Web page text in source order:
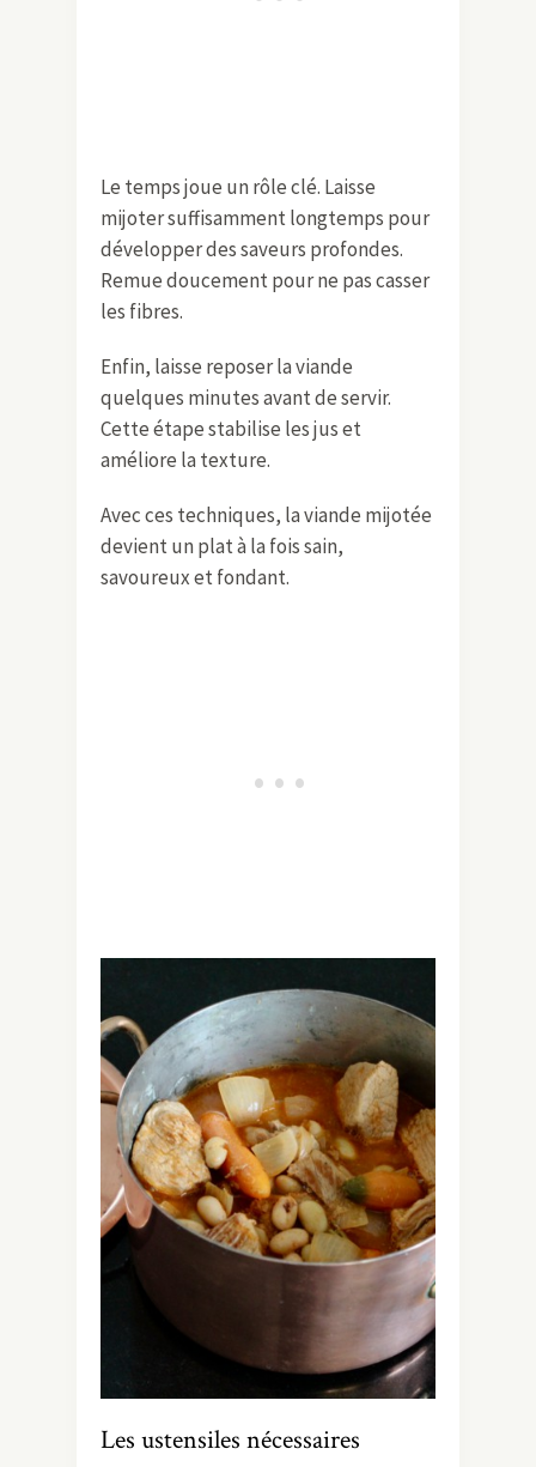
Le temps joue un rôle clé. Laisse
mijoter suffisamment longtemps pour
développer des saveurs profondes.
Remue doucement pour ne pas casser
les fibres.
Enfin, laisse reposer la viande
quelques minutes avant de servir.
Cette étape stabilise les jus et
améliore la texture.
Avec ces techniques, la viande mijotée
devient un plat à la fois sain,
savoureux et fondant.
Les ustensiles nécessaires